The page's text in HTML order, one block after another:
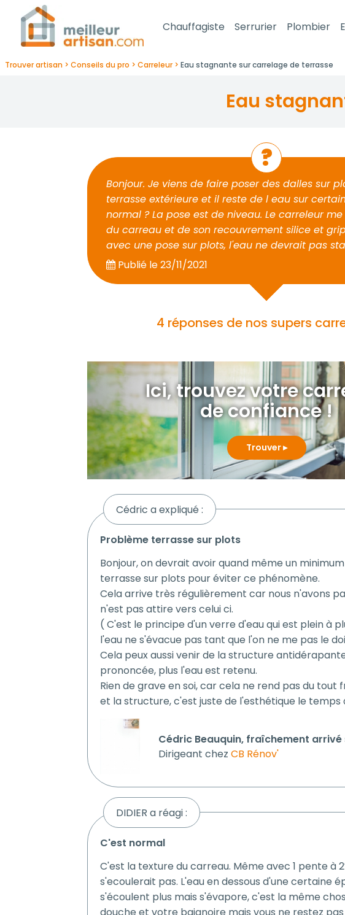
Chauffagiste Serrurier Plombier
Trouver artisan Conseils du pro Carreleur Eau stagnante sur carrelage de terrasse
eau
Bonjour. Je viens de faire poser des dalles sur
terrasse extérieure et il reste de l eau sur
normal ? La pose est de niveau. Le carreleur
du carreau et de son recouvrement silice et
avec une pose sur plots, l'eau ne devrait pas
Publié le23/11/2021
4 réponses de nos supers
Ici, trouvez votre
de confiance !
Trouver
Cédric a expliqué :
problème terrasse sur plots
Bonjour, on devrait avoir quand même un
terrasse sur plots pour éviter ce phénomène.
Cela arrive très régulièrement car nous n'avons
n'est pas attire vers celui ci.
( C'est le principe d'un verre d'eau qui est plein à
l'eau ne s'évacue pas tant que l'on ne me pas le
Cela peux aussi venir de la structure
prononcée, plus l'eau est retenu.
Rien de grave en soi, car cela ne rend pas du tout
et la structure, c'est juste de l'esthétique le temps
Cédric Beauquin, fraîchement
Dirigeant chezCB Rénov'
DIDIER a réagi :
c'est normal
C'est la texture du carreau. Même avec 1 pente à
s'ecoulerait pas. L'eau en dessous d'une certaine
s'écoulent plus mais s'évapore, c'est la même